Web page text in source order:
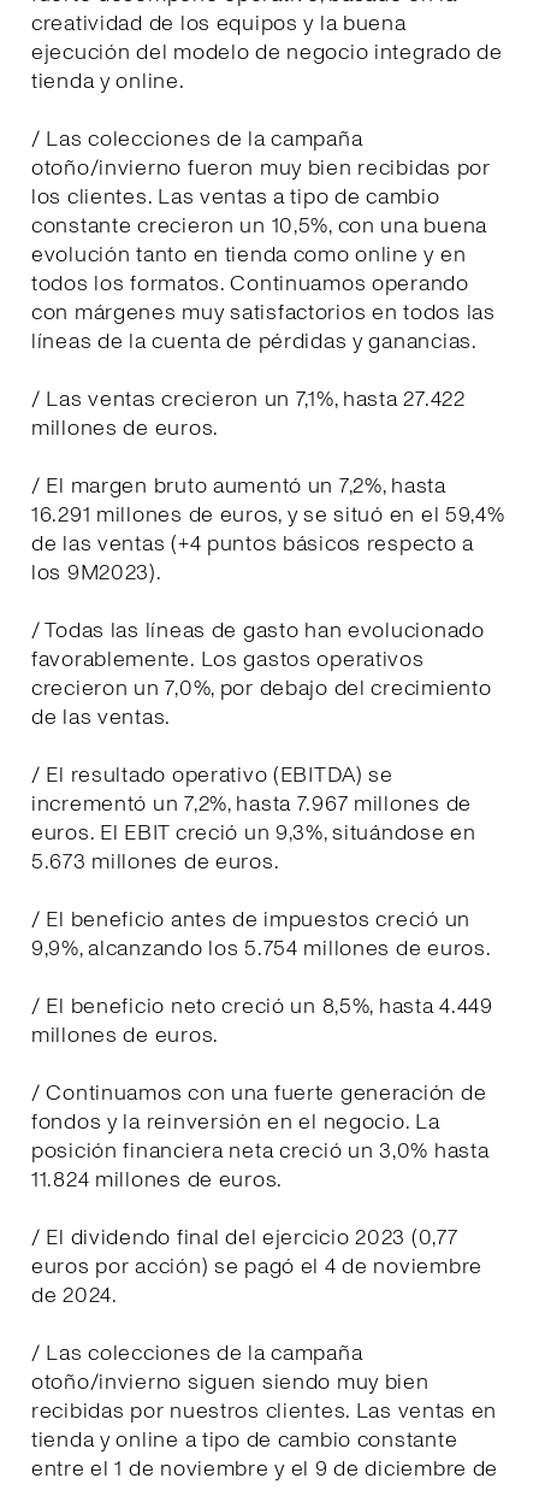
creatividad de los equipos y la buena
ejecución del modelo de negocio integrado de
tienda y online.
/ Las colecciones de la campaña
otoño/invierno fueron muy bien recibidas por
los clientes. Las ventas a tipo de cambio
constante crecieron un 10,5%, con una buena
evolución tanto en tienda como online y en
todos los formatos. Continuamos operando
con márgenes muy satisfactorios en todos las
líneas de la cuenta de pérdidas y ganancias.
/ Las ventas crecieron un 7,1%, hasta 27.422
millones de euros.
/ El margen bruto aumentó un 7,2%, hasta
16.291 millones de euros, y se situó en el 59,4%
de las ventas (+4 puntos básicos respecto a
los 9M2023).
/ Todas las líneas de gasto han evolucionado
favorablemente. Los gastos operativos
crecieron un 7,0%, por debajo del crecimiento
de las ventas.
/ El resultado operativo (EBITDA) se
incrementó un 7,2%, hasta 7.967 millones de
euros. El EBIT creció un 9,3%, situándose en
5.673 millones de euros.
/ El beneficio antes de impuestos creció un
9,9%, alcanzando los 5.754 millones de euros.
/ El beneficio neto creció un 8,5%, hasta 4.449
millones de euros.
/ Continuamos con una fuerte generación de
fondos y la reinversión en el negocio. La
posición financiera neta creció un 3,0% hasta
11.824 millones de euros.
/ El dividendo final del ejercicio 2023 (0,77
euros por acción) se pagó el 4 de noviembre
de 2024.
/ Las colecciones de la campaña
otoño/invierno siguen siendo muy bien
recibidas por nuestros clientes. Las ventas en
tienda y online a tipo de cambio constante
entre el 1 de noviembre y el 9 de diciembre de